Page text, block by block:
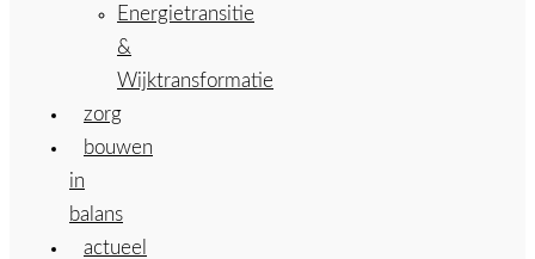
Energietransitie
&
Wijktransformatie
zorg
bouwen
in
balans
actueel